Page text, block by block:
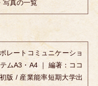
写真の一覧
レートコミュニケーショ
ムA3・A4 ｜ 編著：ココ
版 / 産業能率短期大学出